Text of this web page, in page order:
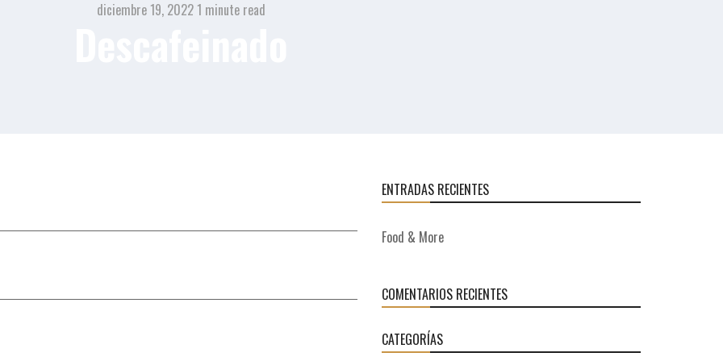
diciembre 19, 20221 minute read
ENTRADAS RECIENTES
Food & More
COMENTARIOS RECIENTES
CATEGORÍAS